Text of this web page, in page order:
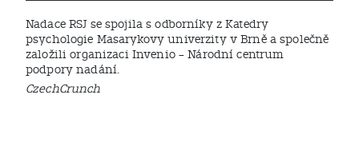
Nadace RSJ se spojila s odborníky z Katedry
psychologie Masarykovy univerzity v Brně a společně
založili organizaci Invenio – Národní centrum
podpory nadání.
CzechCrunch